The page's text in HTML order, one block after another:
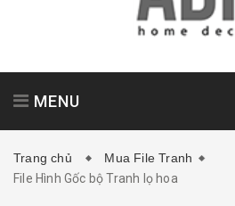
MENU
Tranh treo tường
Trang chủ
Mua File Tranh
File Hình Gốc bộ Tranh lọ hoa